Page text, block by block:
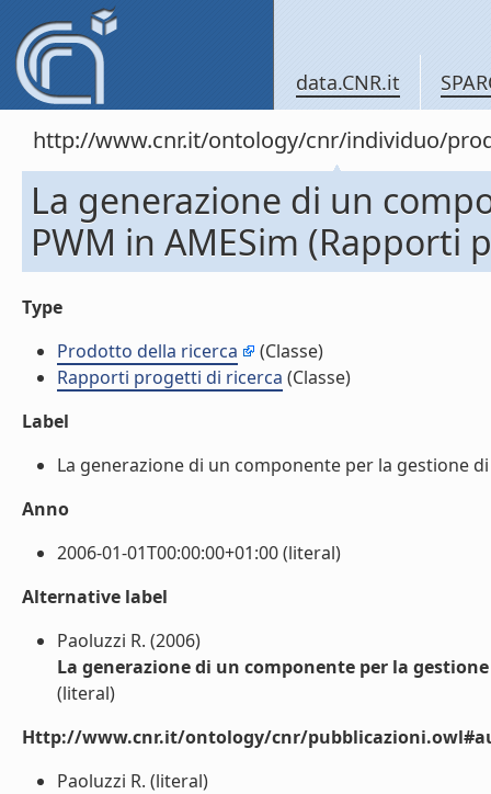
data.CNR.it
http://www.cnr.it/ontology/cnr/individuo/
La generazione di un
PWM in AMESim (Rapporti
Type
Prodotto della ricerca
(Classe)
Rapporti progetti di ricerca (Classe)
Label
La generazione di un componente per la gestione
Anno
2006-01-01T00:00:00+01:00 (literal)
Alternative label
Paoluzzi R. (2006)
La generazione di un componente per la
(literal)
Http://www.cnr.it/ontology/cnr/
Paoluzzi R. (literal)